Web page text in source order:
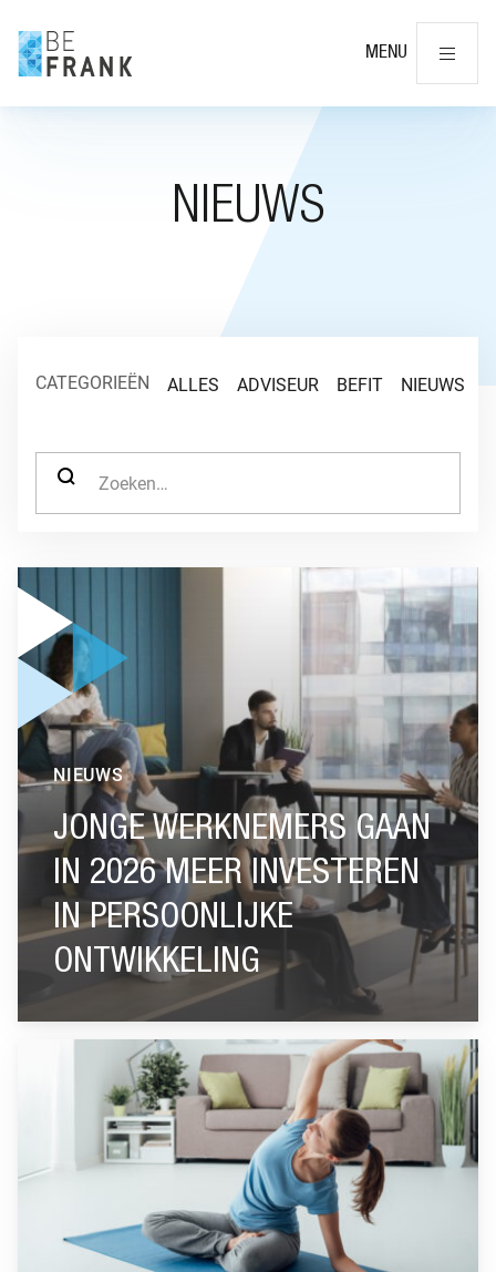
MENU
NIEUWS
CATEGORIEËN ALLES ADVISEUR BEFIT NIEUWS
ZOEK NAAR:
GA NAAR “JONGE WERKNEMERS GAAN IN 2026 MEER
JONGE WERKNEMERS GAAN
IN 2026 MEER INVESTEREN
IN PERSOONLIJKE
ONTWIKKELING
NIEUWS
GA NAAR “MEER AANDACHT VOOR MENTALE GEZONDHEID”